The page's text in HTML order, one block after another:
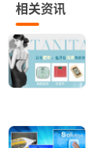
相关资讯